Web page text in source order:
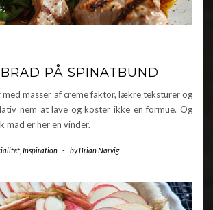
PÅ SPINATBUND
med masser af creme faktor, lækre teksturer og
nem at lave og koster ikke en formue. Og
mad er her en vinder.
Inspiration - byBrian Nørvig